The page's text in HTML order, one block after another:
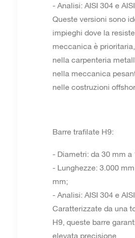
- Analisi: AISI 304 e
Queste versioni sono
impieghi dove la
meccanica è
nella carpenteria
nella meccanica
nelle costruzioni
Barre trafilate H9:
- Diametri: da 30 mm a
- Lunghezze: 3.000
mm;
- Analisi: AISI 304 e
Caratterizzate da una
H9, queste barre
elevata precisione